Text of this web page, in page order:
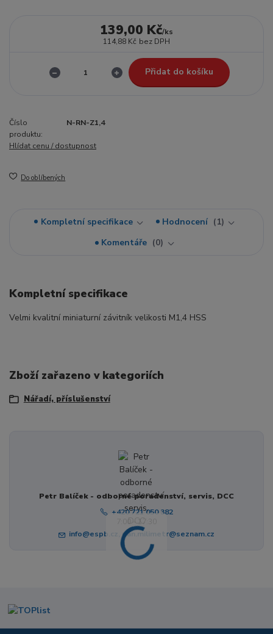
139,00 Kč/ks
114,88 Kč bez DPH
Přidat do košíku
Číslo
produktu:
N-RN-Z1,4
Hlídat cenu / dostupnost
Do oblíbených
Kompletní specifikace Hodnocení
1
Komentáře
0
Kompletní specifikace
Velmi kvalitní miniaturní závitník velikosti M1,4 HSS
Zboží zařazeno v kategoriích
Nářadí, příslušenství
Petr Balíček - odborné poradenství, servis, DCC
+420 721 050 382
info@espb.cz, pan.milimetr@seznam.cz